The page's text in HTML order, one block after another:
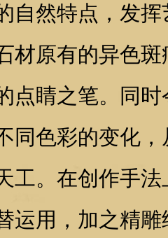
自然特点，发
材原有的异色
点睛之笔。同
同色彩的变化
工。在创作手
运用，加之精